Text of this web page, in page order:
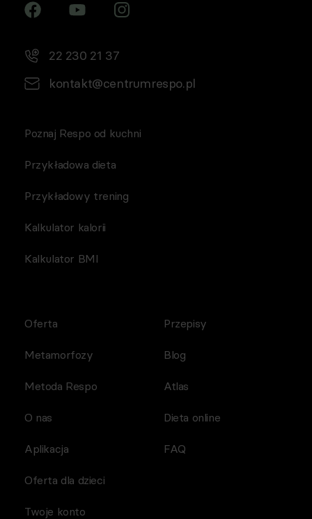
Współadministratorów (Respo Wrzosek Witkowski SK,
22 230 21 37
kontakt@centrumrespo.pl
Poznaj Respo od kuchni
Przykładowa dieta
Przykładowy trening
Kalkulator kalorii
Kalkulator BMI
Oferta
Metamorfozy
Metoda Respo
O nas
Aplikacja
Przepisy
Blog
Atlas
Dieta online
FAQ
Oferta dla dzieci
Twoje konto